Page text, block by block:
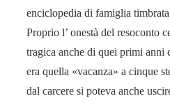
enciclopedia di famiglia
Proprio l’ onestà del resoconto
tragica anche di quei primi
era quella «vacanza» a cinque
dal carcere si poteva anche